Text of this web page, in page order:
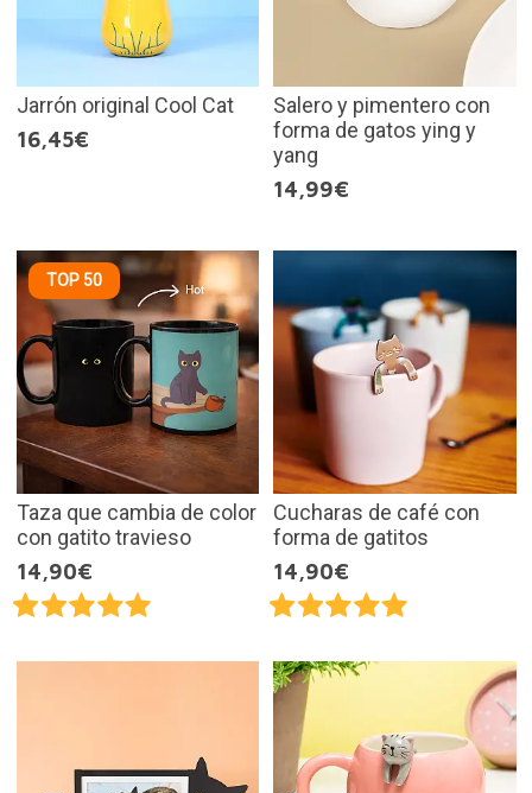
Jarrón original Cool Cat
16,45€
Salero y pimentero con
forma de gatos ying y
yang
14,99€
TOP 50
Taza que cambia de color
con gatito travieso
14,90€
Cucharas de café con
forma de gatitos
14,90€